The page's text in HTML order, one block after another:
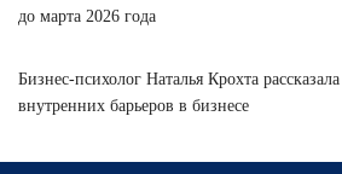
до марта 2026 года
Бизнес-психолог Наталья Крохта
внутренних барьеров в бизнесе